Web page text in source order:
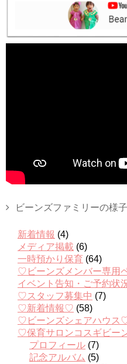
ビーンズファミリーの様子
新着情報 (4)
メディア掲載 (6)
一時預かり保育 (64)
♡ビーンズメンバー専用
イベント告知・ご予約状
♡スタッフ募集中 (7)
♡新着情報♡ (58)
♡ビーンズシェアハウス
♡保育サロンコスギビー
プロフィール (7)
記念アルバム (5)